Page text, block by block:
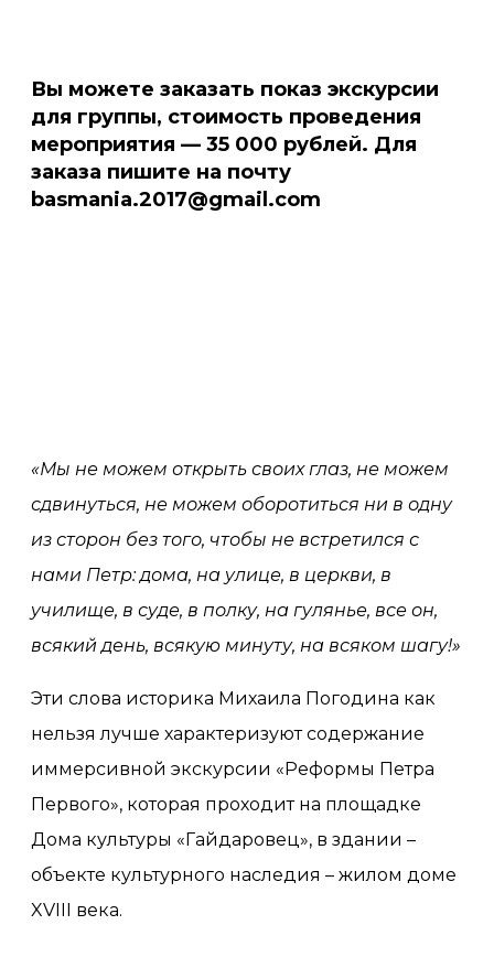
Вы можете заказать показ экскурсии
для группы, стоимость проведения
мероприятия — 35 000 рублей. Для
заказа пишите на почту
basmania.2017@gmail.com
«Мы не можем открыть своих глаз, не можем
сдвинуться, не можем оборотиться ни в одну
из сторон без того, чтобы не встретился с
нами Петр: дома, на улице, в церкви, в
училище, в суде, в полку, на гулянье, все он,
всякий день, всякую минуту, на всяком шагу!»
Эти слова историка Михаила Погодина как
нельзя лучше характеризуют содержание
иммерсивной экскурсии «Реформы Петра
Первого», которая проходит на площадке
Дома культуры «Гайдаровец», в здании –
объекте культурного наследия – жилом доме
XVIII века.